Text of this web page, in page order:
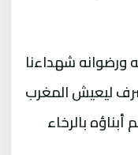
ورضوانه شهداءنا
ليعيش المغرب
بالرخاء